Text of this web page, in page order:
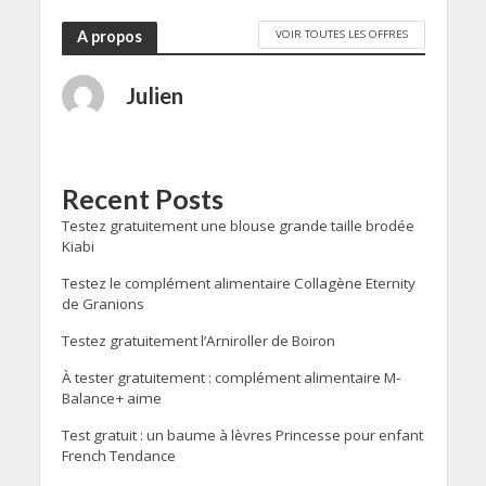
A propos VOIR TOUTES LES OFFRES
Julien
Recent Posts
Testez gratuitement une blouse grande taille brodée
Kiabi
Testez le complément alimentaire Collagène Eternity
de Granions
Testez gratuitement l’Arniroller de Boiron
À tester gratuitement : complément alimentaire M-
Balance+ aime
Test gratuit : un baume à lèvres Princesse pour enfant
French Tendance